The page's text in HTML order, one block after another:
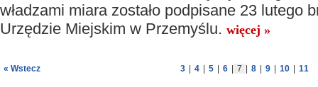
władzami miara zostało podpisane 23 lutego
Urzędzie Miejskim w Przemyślu. więcej »
« Wstecz 3 4 5 6 7 8 9 10 11